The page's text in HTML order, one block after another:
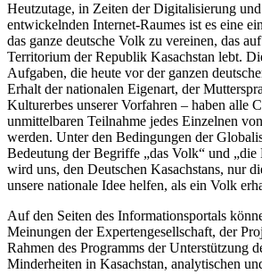
Heutzutage, in Zeiten der Digitalisierung und
entwickelnden Internet-Raumes ist es eine
das ganze deutsche Volk zu vereinen, das
Territorium der Republik Kasachstan lebt.
Aufgaben, die heute vor der ganzen
Erhalt der nationalen Eigenart, der
Kulturerbes unserer Vorfahren – haben alle
unmittelbaren Teilnahme jedes Einzelnen
werden. Unter den Bedingungen der
Bedeutung der Begriffe „das Volk“ und „die
wird uns, den Deutschen Kasachstans, nur
unsere nationale Idee helfen, als ein Volk
Auf den Seiten des Informationsportals
Meinungen der Expertengesellschaft, der
Rahmen des Programms der Unterstützung
Minderheiten in Kasachstan, analytischen